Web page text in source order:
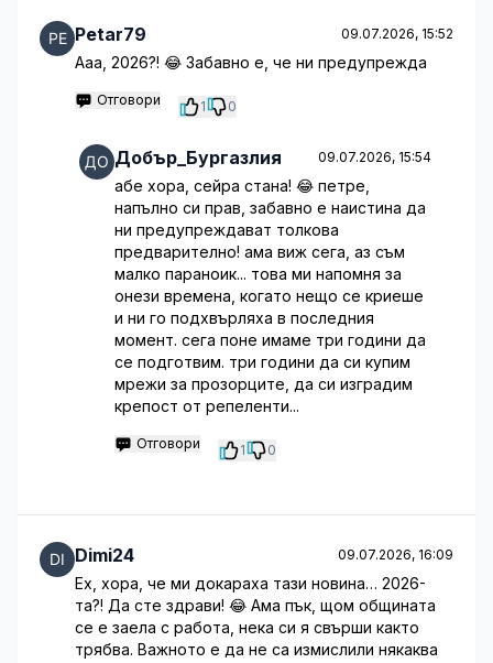
Petar79 09.07.2026, 15:52
Ааа, 2026?! 😂 Забавно е, че ни предупрежда
Отговори 1 0
Добър_Бургазлия 09.07.2026, 15:54
абе хора, сейра стана! 😂 петре,
напълно си прав, забавно е наистина да
ни предупреждават толкова
предварително! ама виж сега, аз съм
малко параноик... това ми напомня за
онези времена, когато нещо се криеше
и ни го подхвърляха в последния
момент. сега поне имаме три години да
се подготвим. три години да си купим
мрежи за прозорците, да си изградим
крепост от репеленти...
Отговори 1 0
Dimi24 09.07.2026, 16:09
Ех, хора, че ми докараха тази новина… 2026-
та?! Да сте здрави! 😂 Ама пък, щом общината
се е заела с работа, нека си я свърши както
трябва. Важното е да не са измислили някаква